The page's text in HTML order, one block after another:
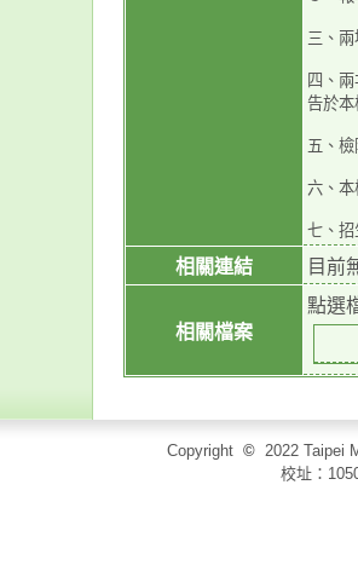
三、
四、
告於本
五、
六、本
七、招
相關連結 目前
相關檔案
點選
Copyright © 2022 Taipei
校址：